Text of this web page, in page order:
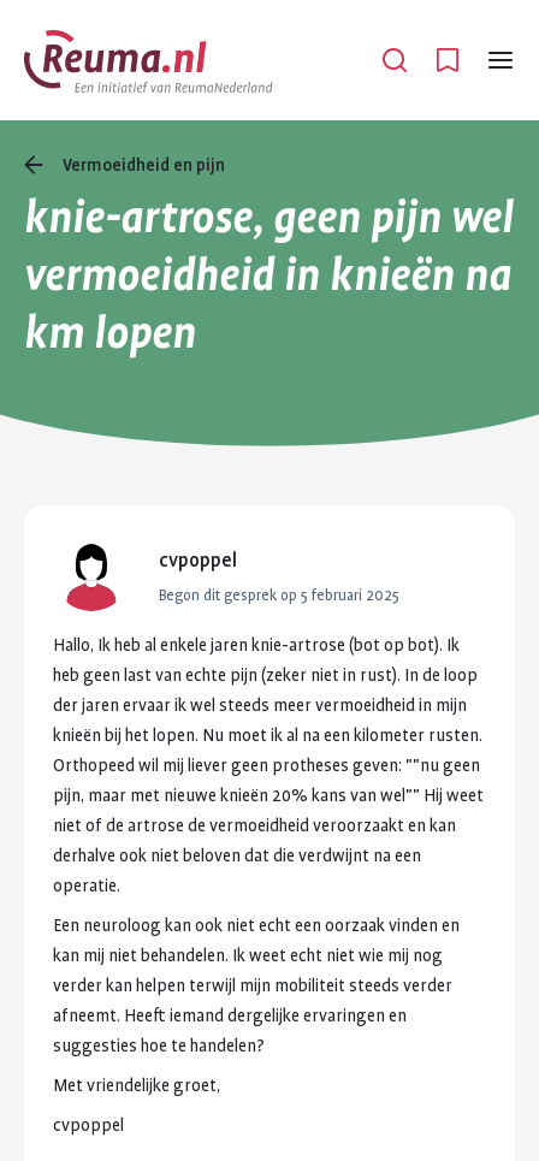
Spring
naar
hoofdinhoud
Spring
naar
footer
navigatie
Open
Menu
Vermoeidheid en pijn
knie-artrose, geen pijn wel
vermoeidheid in knieën na
km lopen
cvpoppel
Begon dit gesprek op 5 februari 2025
Hallo, Ik heb al enkele jaren knie-artrose (bot op bot). Ik
heb geen last van echte pijn (zeker niet in rust). In de loop
derjaren ervaarik wel steeds meervermoeidheid in mijn
knieën bij het lopen. Nu moet ik al naeen kilometer rusten.
Orthopeed wil mij lievergeen protheses geven: ""nugeen
pijn, maar met nieuwe knieën 20% kans van wel"" Hij weet
niet of de artrose de vermoeidheid veroorzaakt en kan
derhalve ook niet beloven dat die verdwijnt naeen
operatie.
Een neuroloog kan ook niet echt een oorzaak vinden en
kan mij niet behandelen. Ik weet echt niet wie mij nog
verderkan helpen terwijl mijn mobiliteit steeds verder
afneemt. Heeft iemand dergelijke ervaringen en
suggesties hoe te handelen?
Met vriendelijke groet,
cvpoppel